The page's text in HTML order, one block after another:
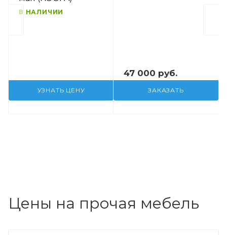
В НАЛИЧИИ
УЗНАТЬ ЦЕНУ
47 000 руб.
ЗАКАЗАТЬ
Цены на прочая мебель